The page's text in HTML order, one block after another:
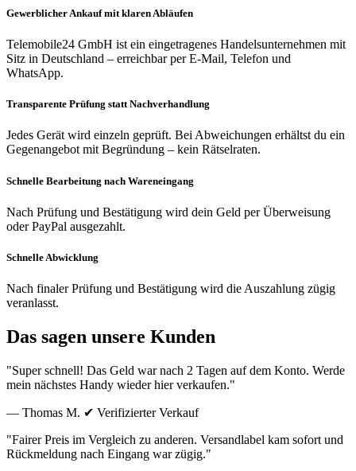
Gewerblicher Ankauf mit klaren Abläufen
Telemobile24 GmbH ist ein eingetragenes Handelsunternehmen mit
Sitz in Deutschland – erreichbar per E-Mail, Telefon und
WhatsApp.
Transparente Prüfung statt Nachverhandlung
Jedes Gerät wird einzeln geprüft. Bei Abweichungen erhältst du ein
Gegenangebot mit Begründung – kein Rätselraten.
Schnelle Bearbeitung nach Wareneingang
Nach Prüfung und Bestätigung wird dein Geld per Überweisung
oder PayPal ausgezahlt.
Schnelle Abwicklung
Nach finaler Prüfung und Bestätigung wird die Auszahlung zügig
veranlasst.
Das sagen unsere Kunden
"Super schnell! Das Geld war nach 2 Tagen auf dem Konto. Werde
mein nächstes Handy wieder hier verkaufen."
— Thomas M. ✔ Verifizierter Verkauf
"Fairer Preis im Vergleich zu anderen. Versandlabel kam sofort und
Rückmeldung nach Eingang war zügig."